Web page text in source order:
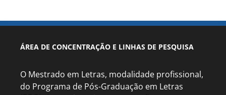
ÁREA DE CONCENTRAÇÃO E LINHAS DE PESQUISA
O Mestrado em Letras, modalidade profissional,
do Programa de Pós-Graduação em Letras